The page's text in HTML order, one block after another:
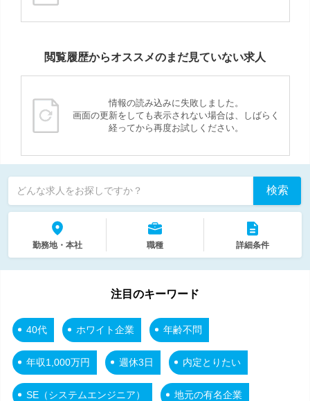
閲覧履歴からオススメのまだ見ていない求人
情報の読み込みに失敗しました。
画面の更新をしても表示されない場合は、しばらく
経ってから再度お試しください。
どんな求人をお探しですか？ 検索
勤務地・本社 職種 詳細条件
注目のキーワード
40代 ホワイト企業 年齢不問
年収1,000万円 週休3日 内定とりたい
SE（システムエンジニア） 地元の有名企業